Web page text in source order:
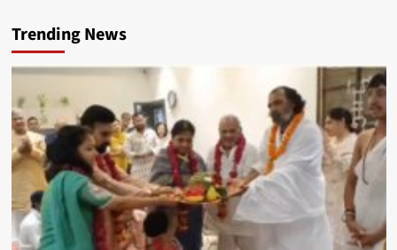
Trending News